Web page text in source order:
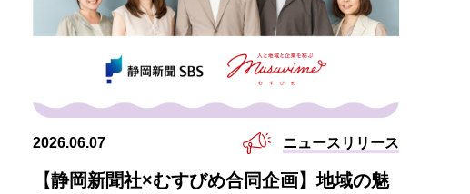
2026.06.07 ニュースリリース
【静岡新聞社×むすびめ合同企画】地域の魅